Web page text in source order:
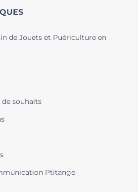
de Jouets et Puériculture en
souhaits
Ptitange